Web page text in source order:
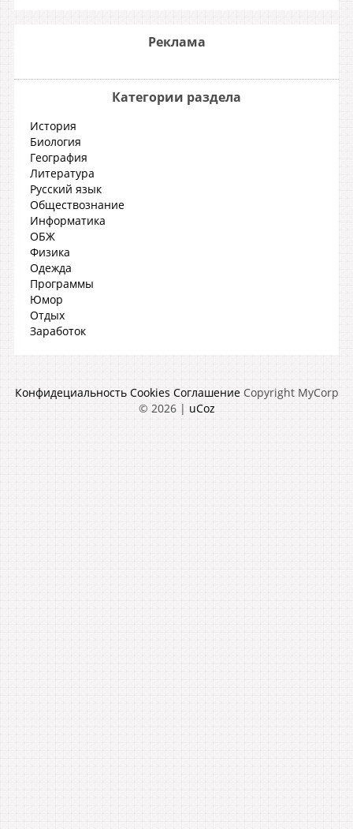
Реклама
Категории раздела
История
Биология
География
Литература
Русский язык
Обществознание
Информатика
ОБЖ
Физика
Одежда
Программы
Юмор
Отдых
Заработок
Конфидециальность Cookies Соглашение Copyright MyCorp
© 2026| uCoz